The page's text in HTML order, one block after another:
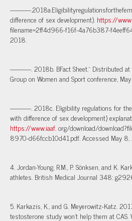
difference of sex development). https://www.
filename=2ff4d966-f16f-4a76b387-
2018.
———. 2018b. BFact Sheet.^ Distributed at
Group on Women and Sport conference,
———. 2018c. Eligibility regulations for the
with difference of sex development)
https://www.iaaf.org/download/
8970-d66fccb10d41.pdf. Accessed May
4. Jordan-Young, R.M., P. Sönksen, and K.
athletes. British Medical Journal 348:
5. Karkazis, K., and G. Meyerowitz-Katz.
testosterone study won’t help them at CAS.